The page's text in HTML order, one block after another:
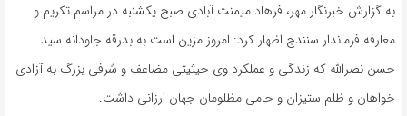
به گزارش خبرنگار مهر، فرهاد میمنت آبادی صبح یکشنبه در مراسم تکریم و
معارفه فرماندار سنندج اظهار کرد: امروز مزین است به بدرقه جاودانه سید
حسن نصرالله که زندگی و عملکرد وی حیثیتی مضاعف و شرفی بزرگ به آزادی
خواهان و ظلم ستیزان و حامی مظلومان جهان ارزانی داشت.